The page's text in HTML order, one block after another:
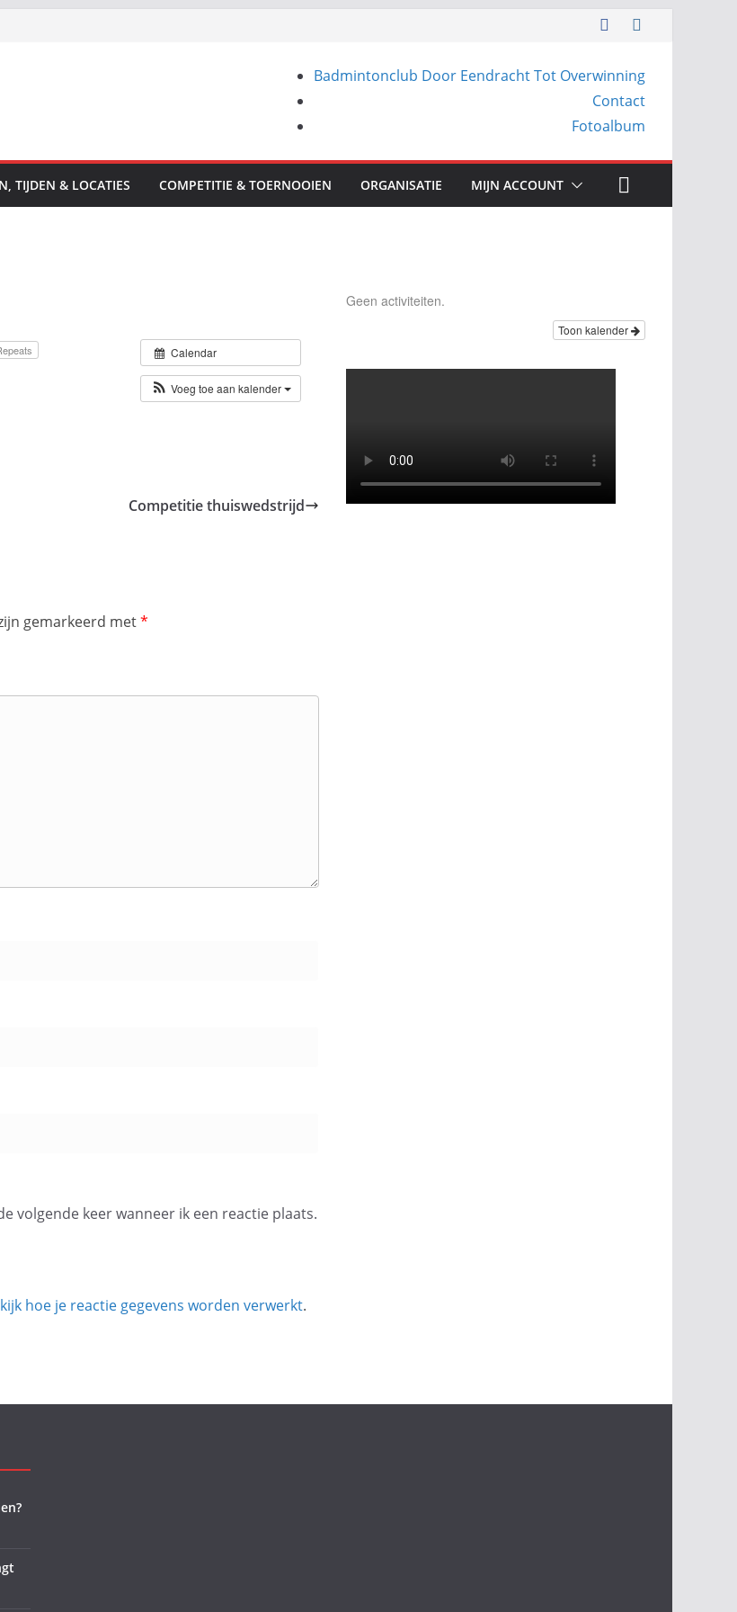
Badmintonclub Door Eendracht Tot Overwinning
Contact
Fotoalbum
TIJDEN & LOCATIES COMPETITIE & TOERNOOIEN ORGANISATIE MIJN ACCOUNT
Calendar
Voeg toe aan kalender
Competitie thuiswedstrijd
gemarkeerd met*
volgende keer wanneer ik een reactie plaats.
hoe je reactie gegevens worden verwerkt.
Geen activiteiten.
Toon kalender